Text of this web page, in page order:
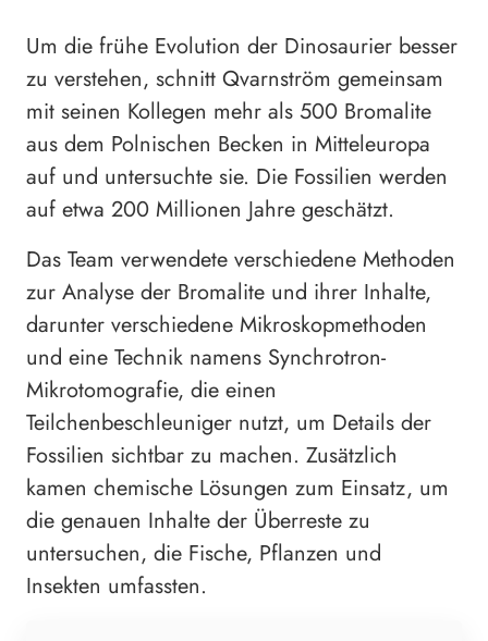
Um die frühe Evolution der Dinosaurier besser
zu verstehen, schnitt Qvarnström gemeinsam
mit seinen Kollegen mehr als 500 Bromalite
aus dem Polnischen Becken in Mitteleuropa
auf und untersuchte sie. Die Fossilien werden
auf etwa 200 Millionen Jahre geschätzt.
Das Team verwendete verschiedene Methoden
zur Analyse der Bromalite und ihrer Inhalte,
darunter verschiedene Mikroskopmethoden
und eine Technik namens Synchrotron-
Mikrotomografie, die einen
Teilchenbeschleuniger nutzt, um Details der
Fossilien sichtbar zu machen. Zusätzlich
kamen chemische Lösungen zum Einsatz, um
die genauen Inhalte der Überreste zu
untersuchen, die Fische, Pflanzen und
Insekten umfassten.